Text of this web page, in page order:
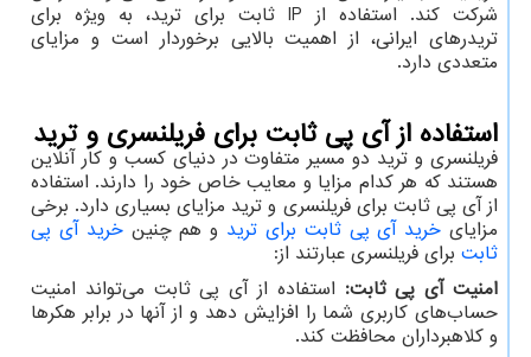
شرکت کند. استفاده از IP ثابت برای ترید، به ویژه برای
تریدرهای ایرانی، از اهمیت بالایی برخوردار است و مزایای
متعددی دارد.
استفاده از آی پی ثابت برای فریلنسری و ترید
فریلنسری و ترید دو مسیر متفاوت در دنیای کسب و کار آنلاین
هستند که هر کدام مزایا و معایب خاص خود را دارند. استفاده
از آی پی ثابت برای فریلنسری و ترید مزایای بسیاری دارد. برخی
مزایای خرید آی پی ثابت برای ترید و هم چنینخرید آی پی
ثابت برای فریلنسری عبارتند از:
امنیت آی پی ثابت: استفاده از آی پی ثابت می‌تواند امنیت
حساب‌های کاربری شما را افزایش دهد و از آنها در برابر هکرها
و کلاهبرداران محافظت کند.